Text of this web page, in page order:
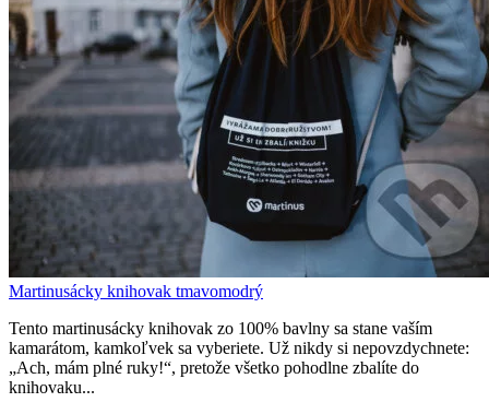
Martinusácky knihovak tmavomodrý
Tento martinusácky knihovak zo 100% bavlny sa stane vaším
kamarátom, kamkoľvek sa vyberiete. Už nikdy si nepovzdychnete:
„Ach, mám plné ruky!“, pretože všetko pohodlne zbalíte do
knihovaku...